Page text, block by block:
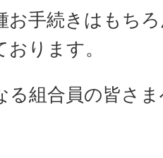
お手続きはもち
ります。
る組合員の皆さ